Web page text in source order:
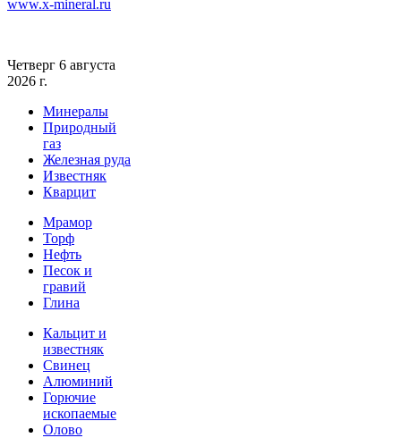
www.x-mineral.ru
Четверг 6 августа
2026 г.
Минералы
Природный
газ
Железная руда
Известняк
Кварцит
Мрамор
Торф
Нефть
Песок и
гравий
Глина
Кальцит и
известняк
Свинец
Алюминий
Горючие
ископаемые
Олово